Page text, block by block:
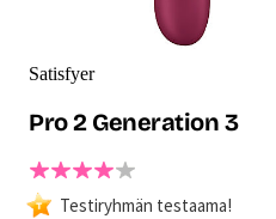
Satisfyer
Pro 2 Generation 3
Testiryhmän testaama!